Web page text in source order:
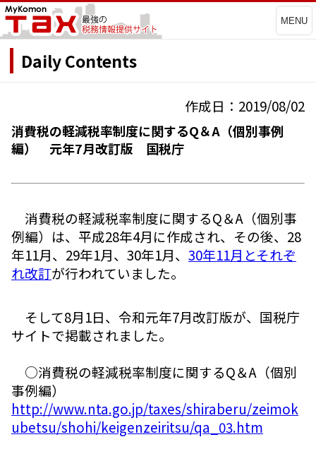
MENU
Daily Contents
作成日：2019/08/02
消費税の軽減税率制度に関するQ＆A（個別事例
編） 元年7月改訂版 国税庁
消費税の軽減税率制度に関するQ＆A（個別事
例編）は、平成28年4月に作成され、その後、28
年11月、29年1月、30年1月、 30年11月とそれぞ
れ改訂が行われていました。
そして8月1日、令和元年7月改訂版が、国税庁
サイトで掲載されました。
○消費税の軽減税率制度に関するQ＆A（個別
事例編）
http://www.nta.go.jp/taxes/shiraberu/zeimok
ubetsu/shohi/keigenzeiritsu/qa_03.htm